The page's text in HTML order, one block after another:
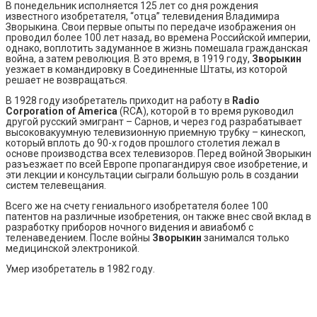
В понедельник исполняется 125 лет со дня рождения
известного изобретателя, “отца” телевидения Владимира
Зворыкина. Свои первые опыты по передаче изображения он
проводил более 100 лет назад, во времена Российской империи,
однако, воплотить задуманное в жизнь помешала гражданская
война, а затем революция. В это время, в 1919 году, Зворыкин
уезжает в командировку в Соединенные Штаты, из которой
решает не возвращаться.
В 1928 году изобретатель приходит на работу в Radio
Corporation of America (RCA), которой в то время руководил
другой русский эмигрант – Сарнов, и через год разрабатывает
высоковакуумную телевизионную приемную трубку – кинескоп,
который вплоть до 90-х годов прошлого столетия лежал в
основе производства всех телевизоров. Перед войной Зворыкин
разъезжает по всей Европе пропагандируя свое изобретение, и
эти лекции и консультации сыграли большую роль в создании
систем телевещания.
Всего же на счету гениального изобретателя более 100
патентов на различные изобретения, он также внес свой вклад в
разработку приборов ночного видения и авиабомб с
теленаведением. После войны Зворыкин занимался только
медицинской электроникой.
Умер изобретатель в 1982 году.